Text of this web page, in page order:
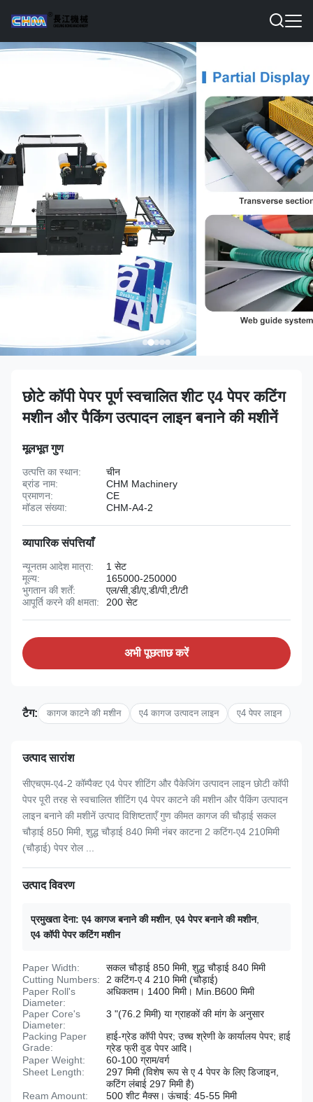
छोटे कॉपी पेपर पूर्ण स्वचालित शीट ए4 पेपर कटिंग
मशीन और पैकिंग उत्पादन लाइन बनाने की मशीनें
मूलभूत गुण
उत्पत्ति का स्थान:
चीन
ब्रांड नाम:
CHM Machinery
प्रमाणन:
CE
मॉडल संख्या:
CHM-A4-2
व्यापारिक संपत्तियाँ
न्यूनतम आदेश मात्रा:
1 सेट
मूल्य:
165000-250000
भुगतान की शर्तें:
एल/सी,डी/ए,डी/पी,टी/टी
आपूर्ति करने की क्षमता:
200 सेट
अभी पूछताछ करें
टैग: कागज काटने की मशीन ए4 कागज उत्पादन लाइन ए4 पेपर लाइन
उत्पाद सारांश
सीएचएम-ए4-2 कॉम्पैक्ट ए4 पेपर शीटिंग और पैकेजिंग उत्पादन लाइन छोटी कॉपी
पेपर पूरी तरह से स्वचालित शीटिंग ए4 पेपर काटने की मशीन और पैकिंग उत्पादन
लाइन बनाने की मशीनें उत्पाद विशिष्टताएँ गुण कीमत कागज की चौड़ाई सकल
चौड़ाई 850 मिमी, शुद्ध चौड़ाई 840 मिमी नंबर काटना 2 कटिंग-ए4 210मिमी
(चौड़ाई) पेपर रोल ...
उत्पाद विवरण
प्रमुखता देना: ए4 कागज बनाने की मशीन,ए4 पेपर बनाने की मशीन,
ए4 कॉपी पेपर कटिंग मशीन
Paper Width:
सकल चौड़ाई 850 मिमी, शुद्ध चौड़ाई 840 मिमी
Cutting Numbers:
2 कटिंग-ए 4 210 मिमी (चौड़ाई)
Paper Roll's
Diameter:
अधिकतम। 1400 मिमी। Min.B600 मिमी
Paper Core's
Diameter:
3 "(76.2 मिमी) या ग्राहकों की मांग के अनुसार
Packing Paper
Grade:
हाई-ग्रेड कॉपी पेपर; उच्च श्रेणी के कार्यालय पेपर; हाई
ग्रेड फ्री वुड पेपर आदि।
Paper Weight:
60-100 ग्राम/वर्ग
Sheet Length:
297 मिमी (विशेष रूप से ए 4 पेपर के लिए डिजाइन,
कटिंग लंबाई 297 मिमी है)
Ream Amount:
500 शीट मैक्स। ऊंचाई: 45-55 मिमी